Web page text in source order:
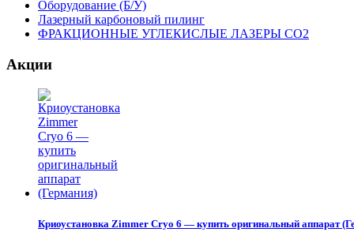
Оборудование (Б/У)
Лазерный карбоновый пилинг
ФРАКЦИОННЫЕ УГЛЕКИСЛЫЕ ЛАЗЕРЫ CO2
Акции
Криоустановка Zimmer Cryo 6 — купить оригинальный аппарат